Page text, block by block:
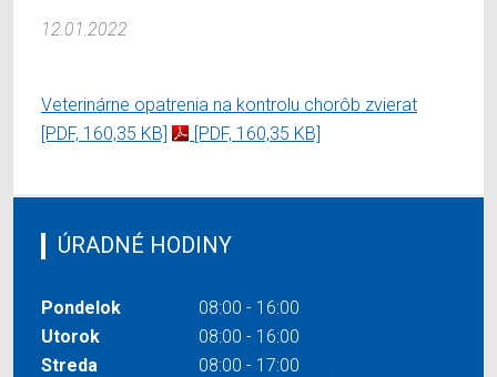
12.01.2022
Veterinárne opatrenia na kontrolu chorôb zvierat
[PDF, 160,35 KB]
[PDF, 160,35 KB]
ÚRADNÉ HODINY
Pondelok
08:00 - 16:00
Utorok
08:00 - 16:00
Streda
08:00 - 17:00